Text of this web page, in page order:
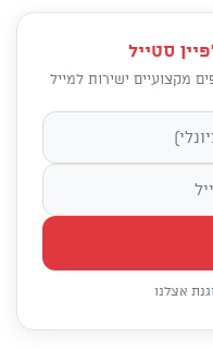
סטייל
מקצועיים ישירות למייל
אצלנו